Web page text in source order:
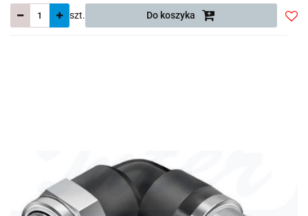
szt. Do koszyka